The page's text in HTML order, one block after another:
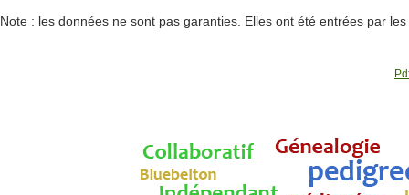
Note : les données ne sont pas garanties. Elles ont été entrées par